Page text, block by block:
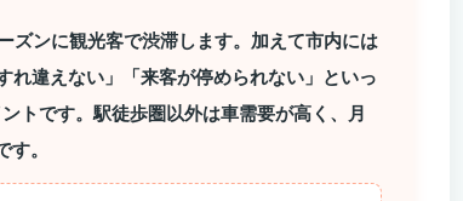
ズンに観光客で渋滞します。加えて市内には
れ違えない」「来客が停められない」といっ
トです。駅徒歩圏以外は車需要が高く、月
。